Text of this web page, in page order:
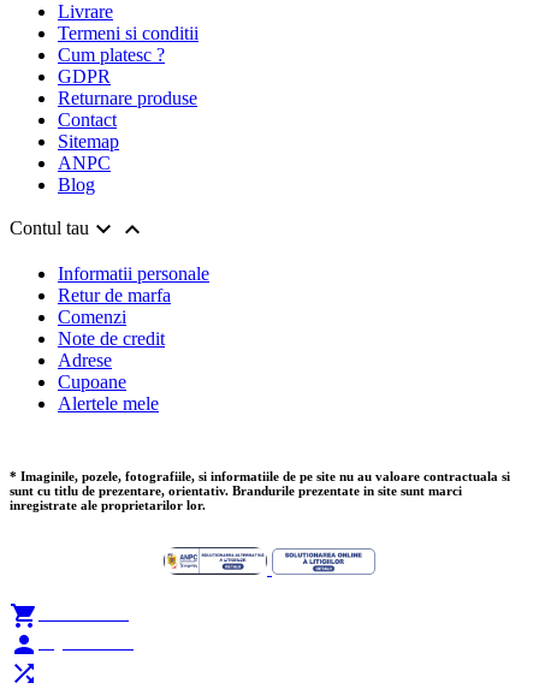
Livrare
Termeni si conditii
Cum platesc ?
GDPR
Returnare produse
Contact
Sitemap
ANPC
Blog
Contul tau  
Informatii personale
Retur de marfa
Comenzi
Note de credit
Adrese
Cupoane
Alertele mele
* Imaginile, pozele, fotografiile, si informatiile de pe site nu au valoare contractuala si
sunt cu titlu de prezentare, orientativ. Brandurile prezentate in site sunt marci
inregistrate ale proprietarilor lor.


